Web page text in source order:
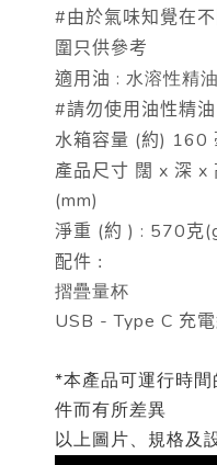
#由於氣味知覺在
圍只供參考
適用油 : 水溶性精油
#請勿使用油性精
水箱容量 (約) 160
產品尺寸 闊 x 深 x
(mm)
淨重 (約 ) : 570克
配件 :
摺疊量杯
USB - Type C 充
*本產品可運行時
件而有所差異
以上圖片、規格及